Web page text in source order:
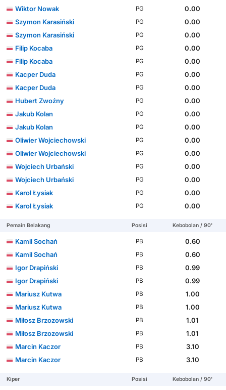
Wiktor Nowak
PG
0.00
Szymon Karasiński
PG
0.00
Szymon Karasiński
PG
0.00
Filip Kocaba
PG
0.00
Filip Kocaba
PG
0.00
Kacper Duda
PG
0.00
Kacper Duda
PG
0.00
Hubert Zwoźny
PG
0.00
Jakub Kolan
PG
0.00
Jakub Kolan
PG
0.00
Oliwier Wojciechowski
PG
0.00
Oliwier Wojciechowski
PG
0.00
Wojciech Urbański
PG
0.00
Wojciech Urbański
PG
0.00
Karol Łysiak
PG
0.00
Karol Łysiak
PG 0.00
Pemain Belakang Posisi Kebobolan / 90'
Kamil Sochań PB
0.60
Kamil Sochań
PB
0.60
Igor Drapiński
PB
0.99
Igor Drapiński
PB
0.99
Mariusz Kutwa
PB
1.00
Mariusz Kutwa
PB
1.00
Miłosz Brzozowski
PB
1.01
Miłosz Brzozowski
PB
1.01
Marcin Kaczor
PB
3.10
Marcin Kaczor
PB 3.10
Kiper Posisi Kebobolan / 90'